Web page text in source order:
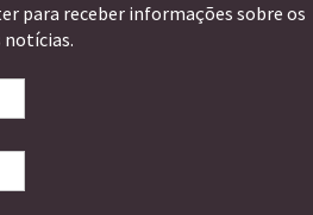
para receber informações sobre os
notícias.